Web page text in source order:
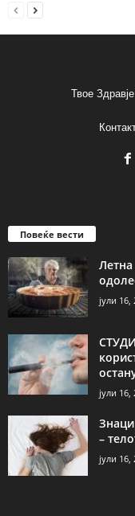
Твое
Повеќе вести
јули 16,
јули 16,
–
јули 16,